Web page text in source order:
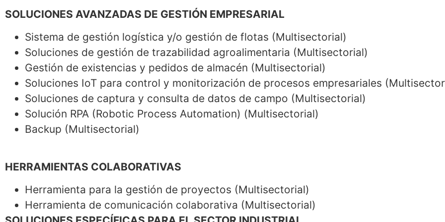
Sistema de gestión logística y/o gestión de flotas (Multisectorial)
Soluciones de gestión de trazabilidad agroalimentaria (Multisectorial)
Gestión de existencias y pedidos de almacén (Multisectorial)
Soluciones IoT para control y monitorización de procesos empresariales
Soluciones de captura y consulta de datos de campo (Multisectorial)
Solución RPA (Robotic Process Automation) (Multisectorial)
Herramienta para la gestión de proyectos (Multisectorial)
Herramienta de comunicación colaborativa (Multisectorial)